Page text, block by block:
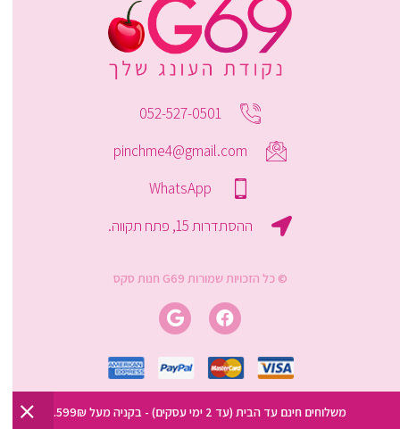
052-527-0501
pinchme4@gmail.com
WhatsApp
ההסתדרות 15, פתח תקווה.
© כל הזכויות שמורות G69 חנות סקס
משלוחים חינם עד הבית (עד 2 ימי עסקים) - בקניה מעל 599₪.